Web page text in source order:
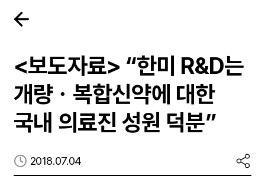
<보도자료> “한미 R&D는
개량ㆍ복합신약에 대한
국내 의료진 성원 덕분”
2018.07.04